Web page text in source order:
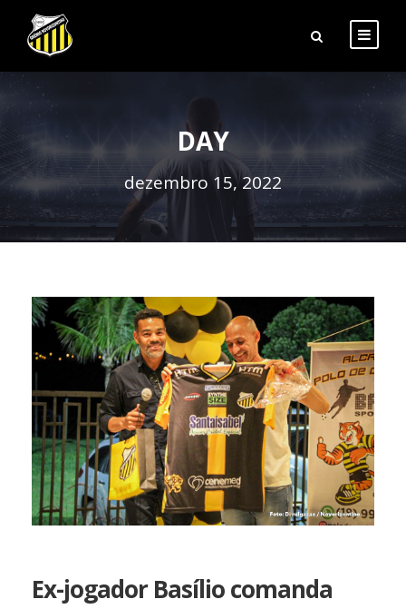
DAY
dezembro 15, 2022
Ex-jogador Basílio comanda